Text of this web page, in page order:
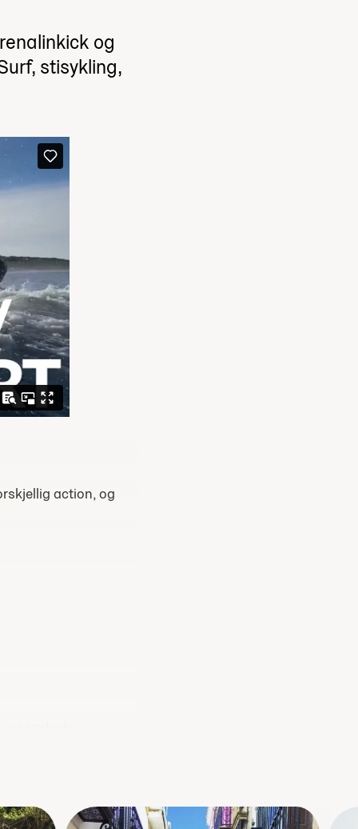
og
stisykling,
action, og